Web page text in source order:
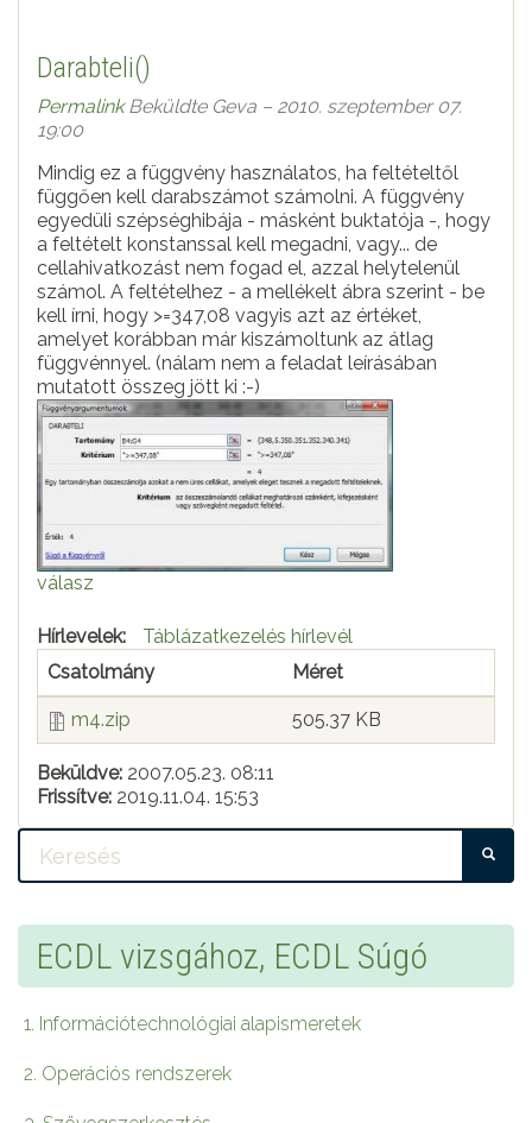
Darabteli()
Permalink Beküldte Geva – 2010. szeptember 07.
19:00
Mindig ez a függvény használatos, ha feltételtől
függően kell darabszámot számolni. A függvény
egyedüli szépséghibája - másként buktatója -, hogy
a feltételt konstanssal kell megadni, vagy... de
cellahivatkozást nem fogad el, azzal helytelenül
számol. A feltételhez - a mellékelt ábra szerint - be
kell írni, hogy >=347,08 vagyis azt az értéket,
amelyet korábban már kiszámoltunk az átlag
függvénnyel. (nálam nem a feladat leírásában
mutatott összeg jött ki :-)
válasz
Hírlevelek:
Táblázatkezelés hírlevél
Csatolmány
Méret
m4.zip 505.37 KB
Beküldve: 2007.05.23. 08:11
Frissítve: 2019.11.04. 15:53
ECDL vizsgához, ECDL Súgó
1. Információtechnológiai alapismeretek
2. Operációs rendszerek